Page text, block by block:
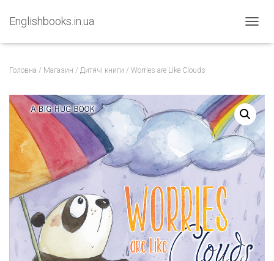
Englishbooks.in.ua
Головна / Магазин / Дитячі книги / Worries are Like Clouds